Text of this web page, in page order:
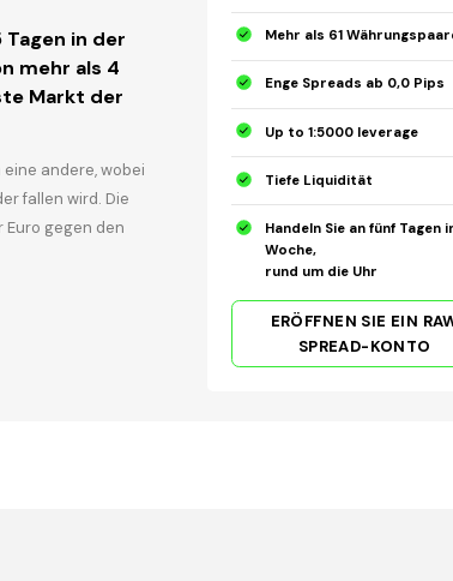
in der
mehr als 4
Markt der
andere, wobei
fallen wird. Die
gegen den
Mehr als 61
Enge Spreads ab 0,0 Pips
Up to 1:5000 leverage
Tiefe Liquidität
Handeln Sie an fünf Tagen
Woche,
rund um die Uhr
ERÖFFNEN SIE EIN
SPREAD-KONTO